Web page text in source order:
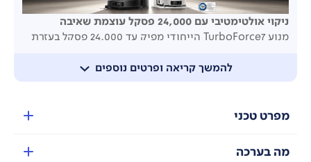
להמשך קריאה ופרטים נוספים
ניקוי אולטימטיבי עם 24,000 פסקל עוצמת שאיבה
מנוע TurboForce7
הייחודי מפיק עד 24,000 פסקל בעזרת
עוצמתית ויציבה.
מפרט טכני
מה בערכה